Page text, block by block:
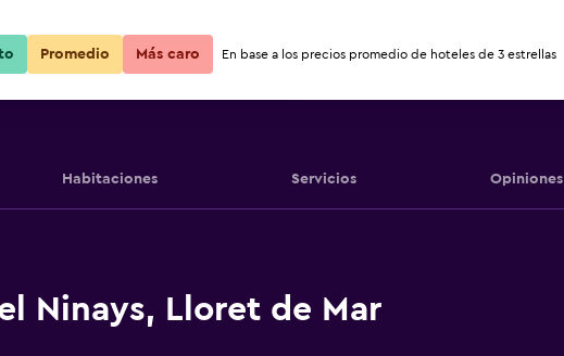
Habitaciones Servicios Opiniones
Ninays, Lloret de Mar
Promedio Más caro En base a los precios promedio de hoteles de 3 estrellas